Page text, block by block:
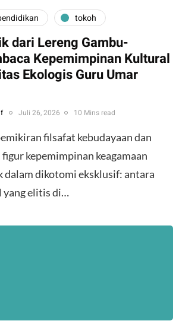
tokoh
dari Lereng Gambu-
Kepemimpinan Kultural
Ekologis Guru Umar
Juli 26, 2026 10 Mins read
filsafat kebudayaan dan
kepemimpinan keagamaan
dalam dikotomi eksklusif: antara
elitis di…